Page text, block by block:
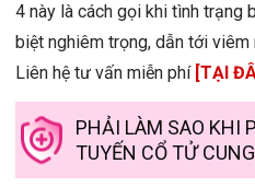
4 này là cách gọi khi tình trạng
biệt nghiêm trọng, dẫn tới
Liên hệ tư vấn miễn phí [TẠI
PHẢI LÀM SAO KHI
TUYẾN CỔ TỬ